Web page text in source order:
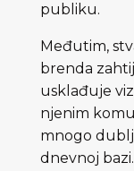
publiku.
Međutim,
brenda
usklađuje
njenim
mnogo
dnevnoj